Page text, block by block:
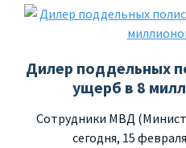
Дилер поддельных
ущерб в 8
Сотрудники МВД
сегодня, 15